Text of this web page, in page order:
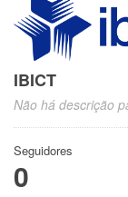
IBICT
Não há descrição
Seguidores
0